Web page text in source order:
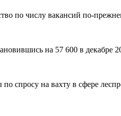
по числу вакансий по-
на 57 600 в декабре
спросу на вахту в сфере